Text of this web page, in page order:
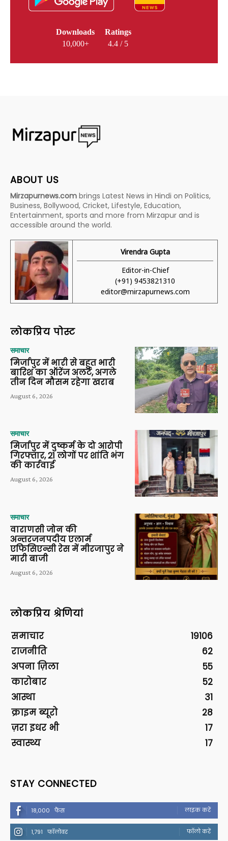
Downloads
10,000+
Ratings
4.4 / 5
ABOUT US
Mirzapurnews.com brings Latest News in Hindi on Politics,
Business, Bollywood, Cricket, Lifestyle, Education,
Entertainment, sports and more from Mirzapur and is
accessible around the world.
Virendra Gupta
Editor-in-Chief
(+91) 9453821310
editor@mirzapurnews.com
लोकप्रिय पोस्ट
समाचार
मिर्जापुर में भारी से बहुत भारी
बारिश का ऑरेंज अलर्ट, अगले
तीन दिन मौसम रहेगा खराब
August 6, 2026
समाचार
मिर्जापुर में दुष्कर्म के दो आरोपी
गिरफ्तार, 21 लोगों पर शांति भंग
की कार्रवाई
August 6, 2026
समाचार
वाराणसी जोन की
अन्तरजनपदीय एलार्म
एफिसिएन्सी रेस में मीरजापुर ने
मारी बाजी
August 6, 2026
लोकप्रिय श्रेणियां
समाचार
19106
राजनीति
62
अपना ज़िला
55
कारोबार
52
आस्था
31
क्राइम ब्यूरो
28
ज़रा इधर भी
17
स्वास्थ्य
17
STAY CONNECTED
18,000 फैंस लाइक करें
1,791 फॉलोवर फॉलो करें